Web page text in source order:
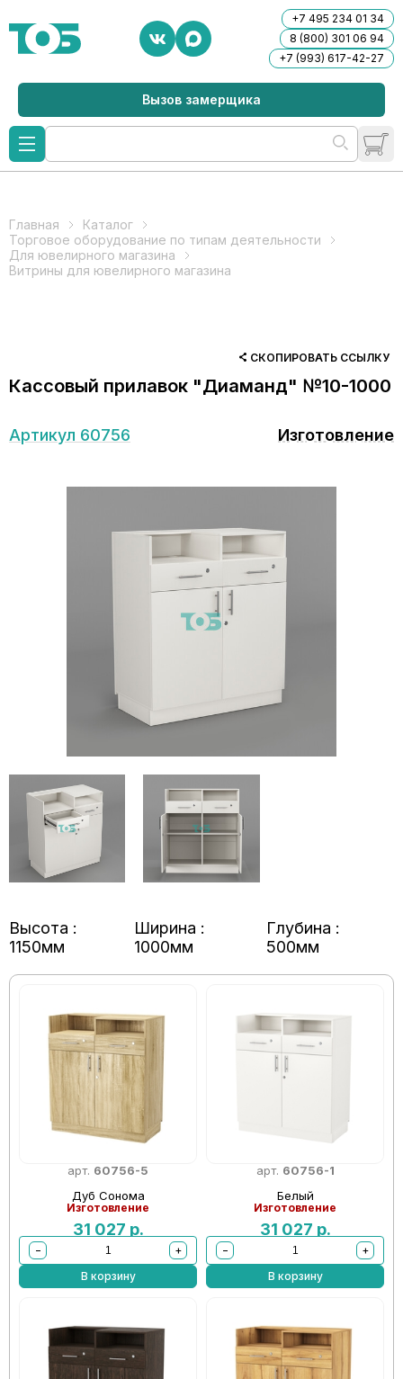
+7 495 234 01 34
8 (800) 301 06 94
+7 (993) 617-42-27
Вызов замерщика
Главная
Каталог
Торговое оборудование по типам деятельности
Для ювелирного магазина
Витрины для ювелирного магазина
СКОПИРОВАТЬ ССЫЛКУ
Кассовый прилавок "Диаманд" №10-1000
Артикул 60756 Изготовление
Высота :
1150мм
Ширина :
1000мм
Глубина :
500мм
арт. 60756-5
Дуб Сонома
Изготовление
31 027 р.
−
+
В корзину
арт. 60756-1
Белый
Изготовление
31 027 р.
−
+
В корзину